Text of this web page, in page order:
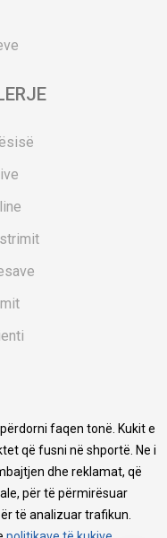
sa më të saktë
e çmimin, por nuk
është i plotë e pa
e portfolios sonë, por
në çdo çast.
faqen tonë. Kukit e
që fusni në shportë. Ne i
dhe reklamat, që
për të përmirësuar
të analizuar trafikun.